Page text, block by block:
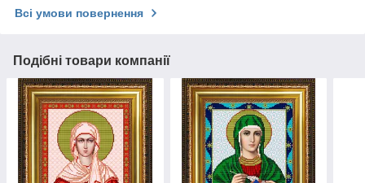
Всі умови повернення
Подібні товари компанії